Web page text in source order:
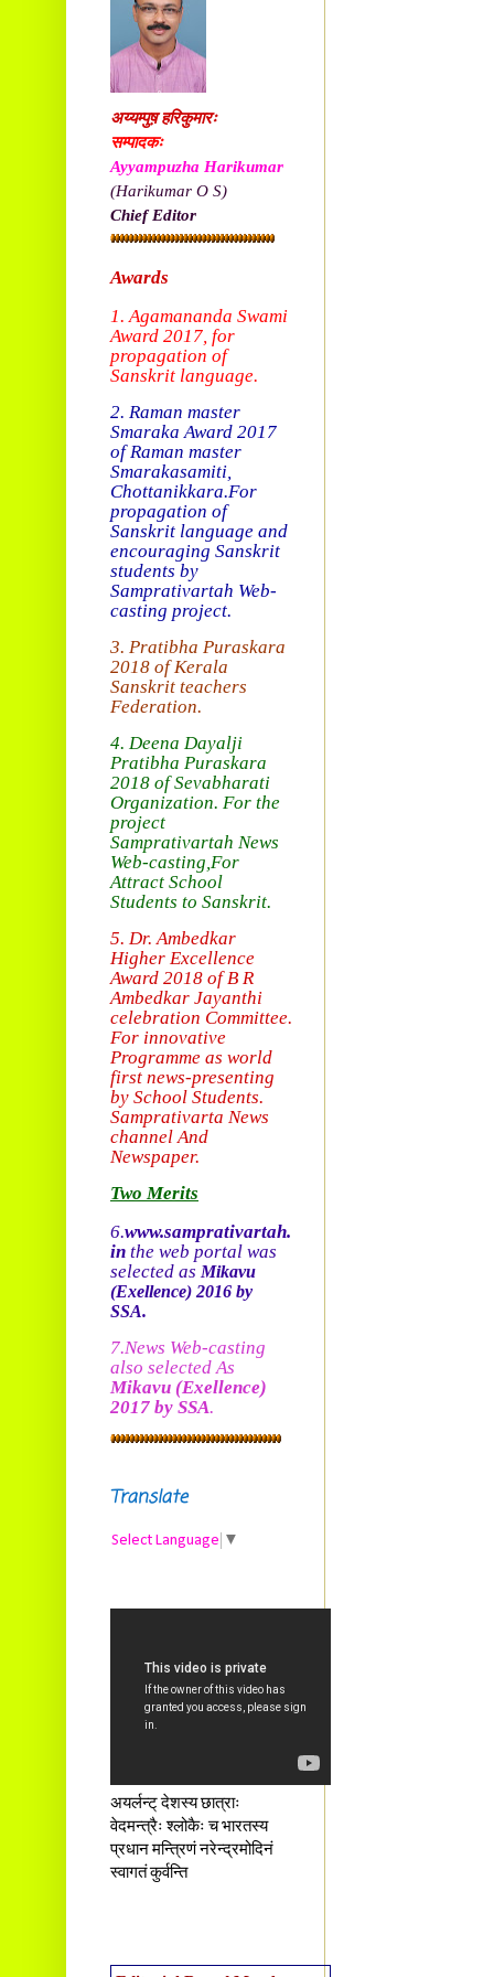
अय्यम्पुष़ हरिकुमारः
सम्पादकः
Ayyampuzha Harikumar
(Harikumar O S)
Chief Editor
Awards
1. Agamananda Swami
Award 2017, for
propagation of
Sanskrit language.
2. Raman master
Smaraka Award 2017
of Raman master
Smarakasamiti,
Chottanikkara.For
propagation of
Sanskrit language and
encouraging Sanskrit
students by
Samprativartah Web-
casting project.
3. Pratibha Puraskara
2018 ofKerala
Sanskrit teachers
Federation.
4. Deena Dayalji
Pratibha Puraskara
2018 of Sevabharati
Organization. For the
project
Samprativartah News
Web-casting,For
Attract School
Students to Sanskrit.
5. Dr. Ambedkar
Higher Excellence
Award 2018 of B R
Ambedkar Jayanthi
celebration Committee.
For innovative
Programme as world
first news-presenting
by School Students.
Samprativarta News
channel And
Newspaper.
Two Merits
6.www.samprativartah.
in the web portal was
selected asMikavu
(Exellence)2016 by
SSA.
7.News Web-casting
also selected As
Mikavu (Exellence)
2017 by SSA.
Translate
Select Language ▼
अयर्लन्ट् देशस्य छात्राः
वेदमन्त्रैः श्लोकैः च भारतस्य
प्रधान मन्त्रिणं नरेन्द्रमोदिनं
स्वागतं कुर्वन्ति